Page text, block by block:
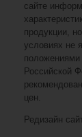
сайте
продукции,
условиях не
положениями
Российской
цен.
Редизайн